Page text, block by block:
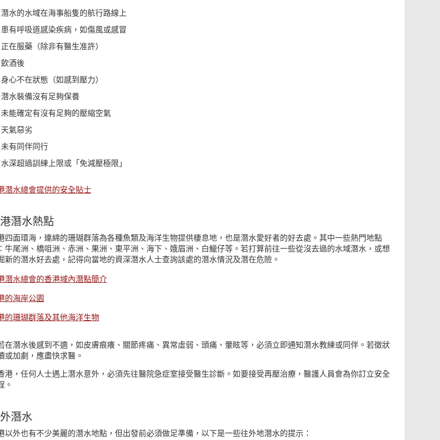
潛水的水域在海事船隻的航行路線上
患有呼吸道感染疾病，如傷風或感冒
正在服藥（除非有醫生准許）
飲酒後
身心不在狀態（如感到壓力）
潛水裝備沒有足夠保養
未能確定有沒有足夠的壓縮空氣
天氣惡劣
未有同伴同行
水深超過訓練上限或「免減壓極限」
潛水總會提供的安全貼士
潛水熱點
四面環海，連綿的珊瑚群落為各種魚類及海洋生物提供棲息地，也是潛水愛好者的好去處。其中一些熱門地點
牛尾洲、橋咀洲、赤洲、果洲、東平洲、海下、娥眉洲、白鱲仔等。若打算前往一些從沒去過的水域潛水，或想
新的潛水好去處，記得向當地的資深潛水人士查詢該處的潛水情況及潛在危險。
潛水總會的香港域內潛點簡介
的海岸公園
的珊瑚群落及其他海洋生物
在潛水後感到不適，如皮膚痕癢、關節疼痛、異常虛弱、頭痛、暈眩等，必須立即通知潛水教練或同伴。若徵狀
或加劇，應盡快求醫。
港，任何人士遇上潛水意外，必須先往醫院急症室接受醫生診斷。如要接受再壓治療，醫護人員會為你訂立安全
。
潛水
以外也有不少美麗的潛水地點，但出發前必須做足準備，以下是一些往外地潛水的提示：